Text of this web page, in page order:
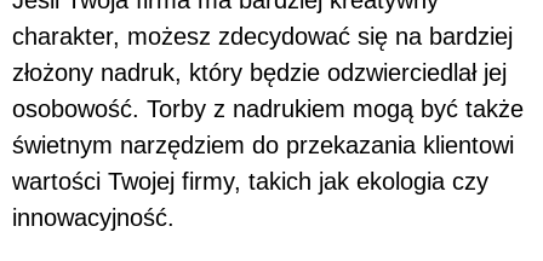
charakter, możesz zdecydować się na bardziej
złożony nadruk, który będzie odzwierciedlał jej
osobowość. Torby z nadrukiem mogą być także
świetnym narzędziem do przekazania klientowi
wartości Twojej firmy, takich jak ekologia czy
innowacyjność.